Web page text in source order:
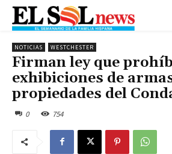
NOTICIAS WESTCHESTER
Firman ley que
exhibiciones de
propiedades del
0 754